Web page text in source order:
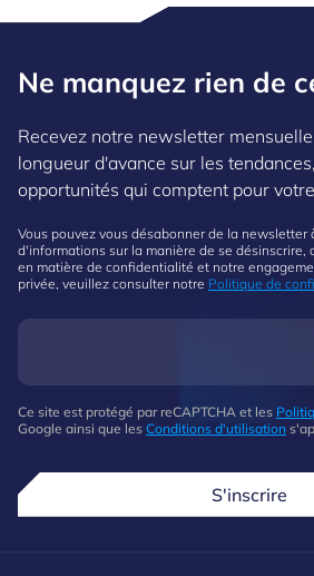
Ne manquez rien de
Recevez notre newsletter
longueur d'avance sur les
opportunités qui comptent pour
Vous pouvez vous désabonner de la newsletter
d'informations sur la manière de se désinscrire,
en matière de confidentialité et notre
privée, veuillez consulter notre Politique de
Ce site est protégé par reCAPTCHA et les
Google ainsi que les Conditions d'utilisation
S'inscrire